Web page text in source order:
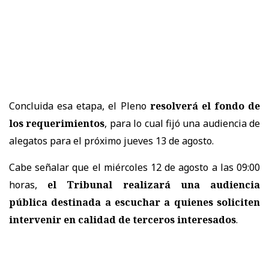
Concluida esa etapa, el Pleno resolverá el fondo de
los requerimientos, para lo cual fijó una audiencia de
alegatos para el próximo jueves 13 de agosto.
Cabe señalar que el miércoles 12 de agosto a las 09:00
horas, el Tribunal realizará una audiencia
pública destinada a escuchar a quienes soliciten
intervenir en calidad de terceros interesados.